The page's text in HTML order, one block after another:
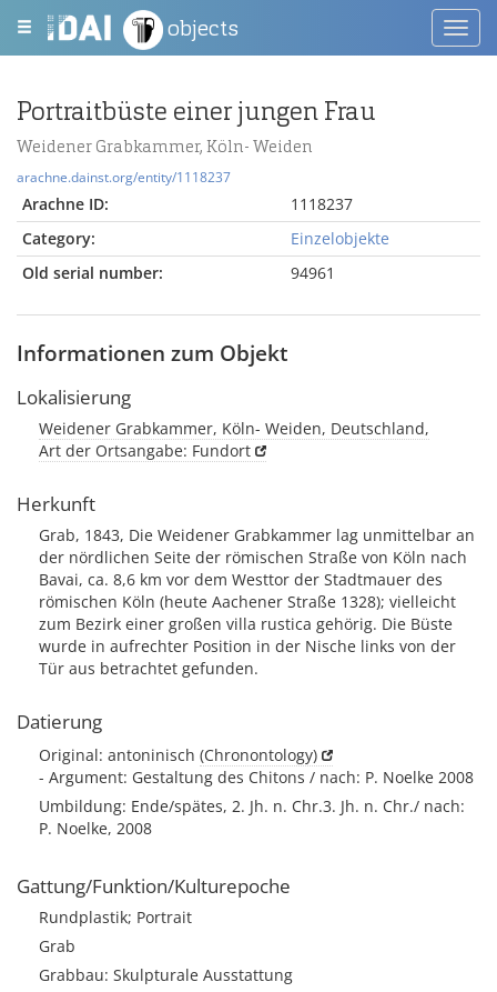
objects
Portraitbüste einer jungen Frau
Weidener Grabkammer, Köln- Weiden
arachne.dainst.org/entity/1118237
Arachne ID:
1118237
Category:
Einzelobjekte
Old serial number:
94961
Informationen zum Objekt
Lokalisierung
Weidener Grabkammer, Köln- Weiden, Deutschland,
Art der Ortsangabe: Fundort
Herkunft
Grab, 1843, Die Weidener Grabkammer lag unmittelbar an
der nördlichen Seite der römischen Straße von Köln nach
Bavai, ca. 8,6 km vor dem Westtor der Stadtmauer des
römischen Köln (heute Aachener Straße 1328); vielleicht
zum Bezirk einer großen villa rustica gehörig. Die Büste
wurde in aufrechter Position in der Nische links von der
Tür aus betrachtet gefunden.
Datierung
Original: antoninisch (Chronontology)
- Argument: Gestaltung des Chitons / nach: P. Noelke 2008
Umbildung: Ende/spätes, 2. Jh. n. Chr.3. Jh. n. Chr./ nach:
P. Noelke, 2008
Gattung/Funktion/Kulturepoche
Rundplastik; Portrait
Grab
Grabbau: Skulpturale Ausstattung